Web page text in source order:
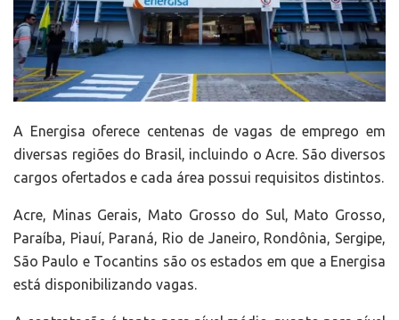
A Energisa oferece centenas de vagas de emprego em
diversas regiões do Brasil, incluindo o Acre. São diversos
cargos ofertados e cada área possui requisitos distintos.
Acre, Minas Gerais, Mato Grosso do Sul, Mato Grosso,
Paraíba, Piauí, Paraná, Rio de Janeiro, Rondônia, Sergipe,
São Paulo e Tocantins são os estados em que a Energisa
está disponibilizando vagas.